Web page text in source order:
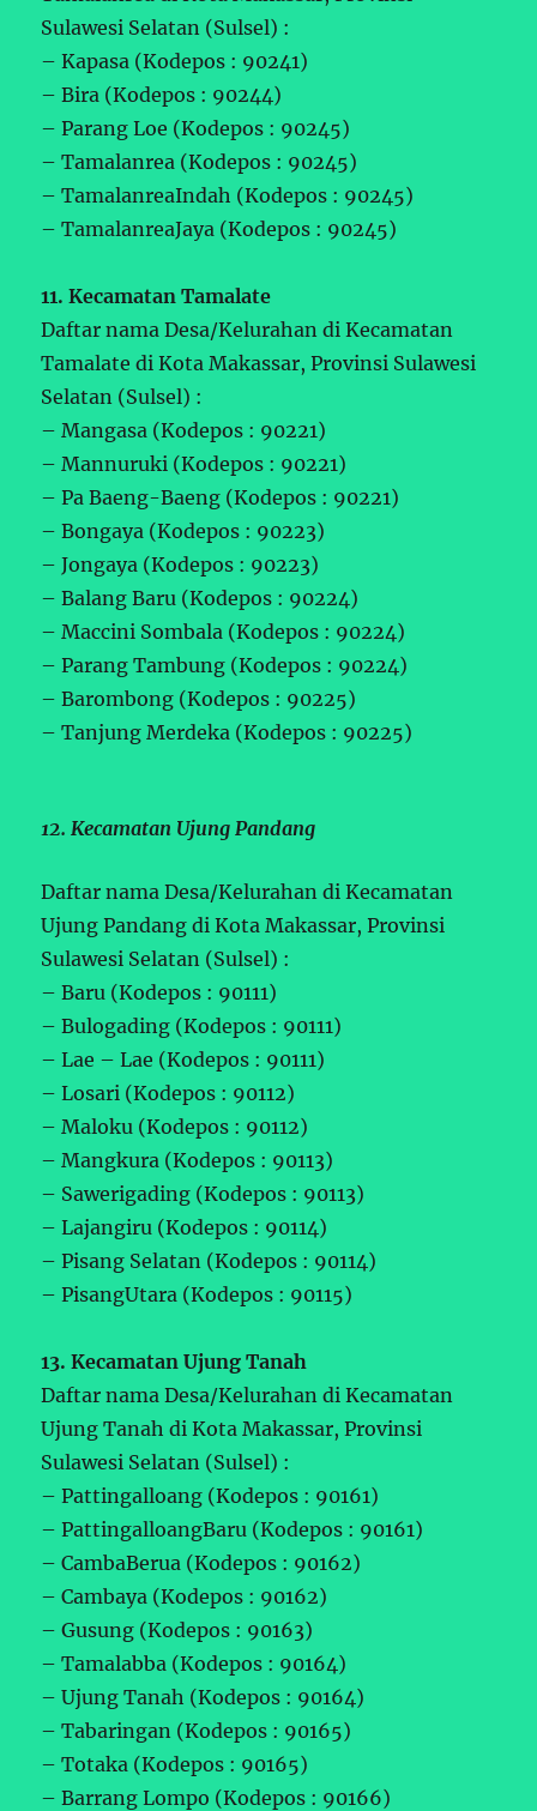
Sulawesi Selatan (Sulsel) :
– Kapasa (Kodepos : 90241)
– Bira (Kodepos : 90244)
– Parang Loe (Kodepos : 90245)
– Tamalanrea (Kodepos : 90245)
– TamalanreaIndah (Kodepos : 90245)
– TamalanreaJaya (Kodepos : 90245)
11. Kecamatan Tamalate
Daftar nama Desa/Kelurahan di Kecamatan
Tamalate di Kota Makassar, Provinsi Sulawesi
Selatan (Sulsel) :
– Mangasa (Kodepos : 90221)
– Mannuruki (Kodepos : 90221)
– Pa Baeng-Baeng (Kodepos : 90221)
– Bongaya (Kodepos : 90223)
– Jongaya (Kodepos : 90223)
– Balang Baru (Kodepos : 90224)
– Maccini Sombala (Kodepos : 90224)
– Parang Tambung (Kodepos : 90224)
– Barombong (Kodepos : 90225)
– Tanjung Merdeka (Kodepos : 90225)
12. Kecamatan Ujung Pandang
Daftar nama Desa/Kelurahan di Kecamatan
Ujung Pandang di Kota Makassar, Provinsi
Sulawesi Selatan (Sulsel) :
– Baru (Kodepos : 90111)
– Bulogading (Kodepos : 90111)
– Lae – Lae (Kodepos : 90111)
– Losari (Kodepos : 90112)
– Maloku (Kodepos : 90112)
– Mangkura (Kodepos : 90113)
– Sawerigading (Kodepos : 90113)
– Lajangiru (Kodepos : 90114)
– Pisang Selatan (Kodepos : 90114)
– PisangUtara (Kodepos : 90115)
13. Kecamatan Ujung Tanah
Daftar nama Desa/Kelurahan di Kecamatan
Ujung Tanah di Kota Makassar, Provinsi
Sulawesi Selatan (Sulsel) :
– Pattingalloang (Kodepos : 90161)
– PattingalloangBaru (Kodepos : 90161)
– CambaBerua (Kodepos : 90162)
– Cambaya (Kodepos : 90162)
– Gusung (Kodepos : 90163)
– Tamalabba (Kodepos : 90164)
– Ujung Tanah (Kodepos : 90164)
– Tabaringan (Kodepos : 90165)
– Totaka (Kodepos : 90165)
– Barrang Lompo (Kodepos : 90166)